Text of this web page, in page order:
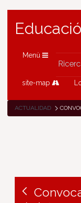
Menù
site-map
ACTUALIDAD CONVOCATORIA DEL PROGRAMA DE